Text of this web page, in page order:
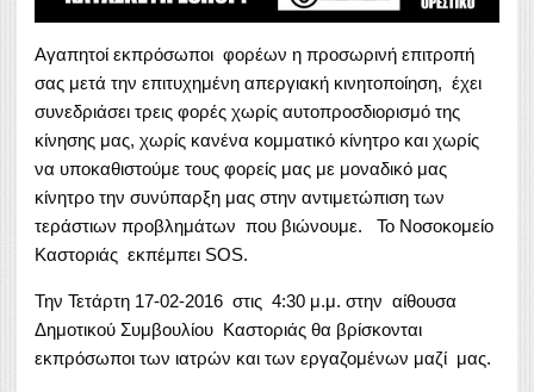
Αγαπητοί εκπρόσωποι φορέων η προσωρινή επιτροπή
σας μετά την επιτυχημένη απεργιακή κινητοποίηση, έχει
συνεδριάσει τρεις φορές χωρίς αυτοπροσδιορισμό της
κίνησης μας, χωρίς κανένα κομματικό κίνητρο και χωρίς
να υποκαθιστούμε τους φορείς μας με μοναδικό μας
κίνητρο την συνύπαρξη μας στην αντιμετώπιση των
τεράστιων προβλημάτων που βιώνουμε. Το Νοσοκομείο
Καστοριάς εκπέμπει SOS.
Την Τετάρτη 17-02-2016 στις 4:30 μ.μ. στην αίθουσα
Δημοτικού Συμβουλίου Καστοριάς θα βρίσκονται
εκπρόσωποι των ιατρών και των εργαζομένων μαζί μας.